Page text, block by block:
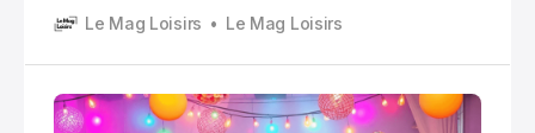
personnage vous permet non seulement de vous
votre personnalité.
Le Mag Loisirs Le Mag Loisirs